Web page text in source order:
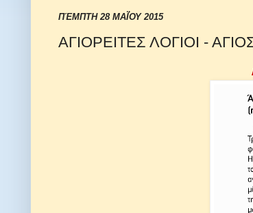
ΠΈΜΠΤΗ 28 ΜΑΪ́ΟΥ 2015
ΑΓΙΟΡΕΙΤΕΣ ΛΟΓΙΟΙ -